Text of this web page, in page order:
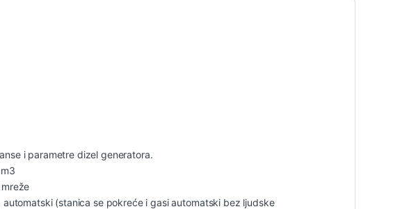
i parametre dizel generatora.
(stanica se pokreće i gasi automatski bez ljudske